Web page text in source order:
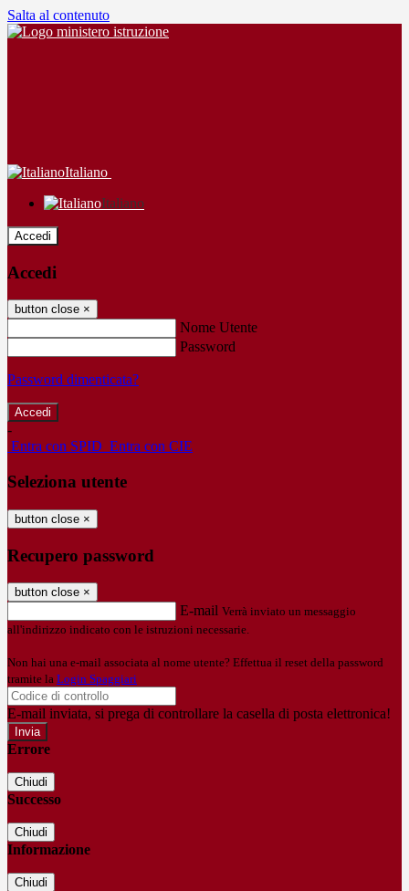
Salta al contenuto
Italiano
Italiano
Accedi
Accedi
button close ×
Nome Utente
Password
Password dimenticata?
-
Entra con SPID Entra con CIE
Seleziona utente
button close ×
Recupero password
button close ×
E-mail Verrà inviato un messaggio
all'indirizzo indicato con le istruzioni necessarie.
Non hai una e-mail associata al nome utente? Effettua il reset della password
tramite la Login Spaggiari
E-mail inviata, si prega di controllare la casella di posta elettronica!
Errore
Chiudi
Successo
Chiudi
Informazione
Chiudi